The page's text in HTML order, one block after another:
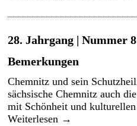
28. Jahrgang | Nummer
Bemerkungen
Chemnitz und sein
sächsische Chemnitz auch
mit Schönheit und
Weiterlesen →